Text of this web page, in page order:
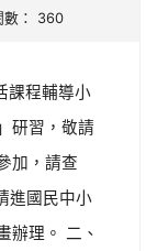
數： 360
課程輔導小
研習，敬請
加，請查
進國民中小
辦理。 二、